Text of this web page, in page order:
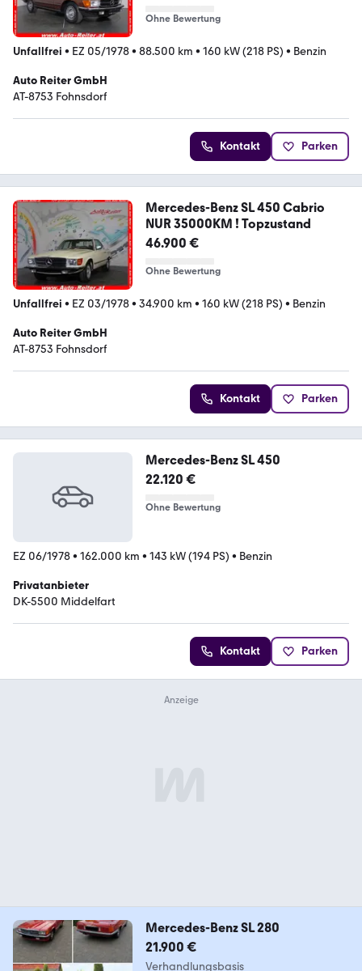
Ohne Bewertung
Unfallfrei • EZ 05/1978• 88.500 km • 160 kW (218 PS) • Benzin
Auto Reiter GmbH
AT-8753 Fohnsdorf
Kontakt Parken
Mercedes-Benz SL 450 Cabrio
NUR 35000KM ! Topzustand
46.900 €
Ohne Bewertung
Unfallfrei • EZ 03/1978• 34.900 km • 160 kW (218 PS) • Benzin
Auto Reiter GmbH
AT-8753 Fohnsdorf
Kontakt Parken
Mercedes-Benz SL 450
22.120 €
Ohne Bewertung
EZ 06/1978• 162.000 km • 143 kW (194 PS) • Benzin
Privatanbieter
DK-5500 Middelfart
Kontakt Parken
Mercedes-Benz SL 280
21.900 €
Verhandlungsbasis